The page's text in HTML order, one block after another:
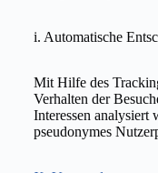
i. Automatische
Mit Hilfe des
Verhalten der
Interessen analysiert
pseudonymes